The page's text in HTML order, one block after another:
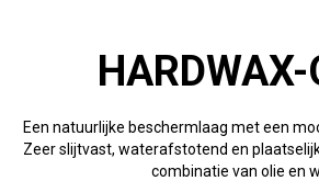
HARDWAX-
Een natuurlijke beschermlaag met een
Zeer slijtvast, waterafstotend en
combinatie van olie en